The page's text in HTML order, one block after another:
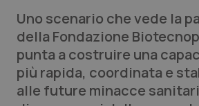
Lettere al direttore
Edizioni Regionali
QS Pro
Uno scenario che vede la
della Fondazione
punta a costruire una
più rapida, coordinata e
alle future minacce